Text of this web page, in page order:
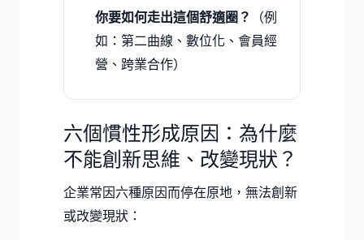
你要如何走出這個舒適圈？
（例
如：第二曲線、數位化、會員經
營、跨業合作）
六個慣性形成原因：為什麼
不能創新思維、改變現狀？
企業常因六種原因而停在原地，無法創新
或改變現狀：